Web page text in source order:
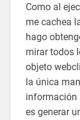
Como al
me cachea
hago
mirar todos
objeto
la única
información
es generar